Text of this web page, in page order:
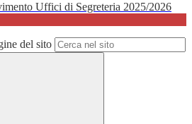
Uffici di Segreteria 2025/2026
del sito